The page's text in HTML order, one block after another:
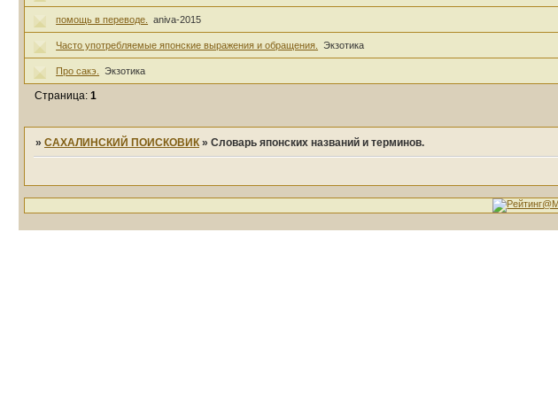
помощь в переводе. aniva-2015
Часто употребляемые японские выражения и обращения. Экзотика
Про сакэ. Экзотика
Страница: 1
» САХАЛИНСКИЙ ПОИСКОВИК » Словарь японских названий и терминов.